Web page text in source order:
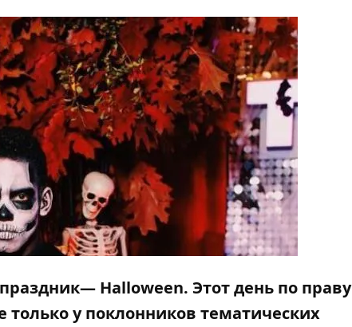
Halloween. Этот день по праву
у поклонников тематических